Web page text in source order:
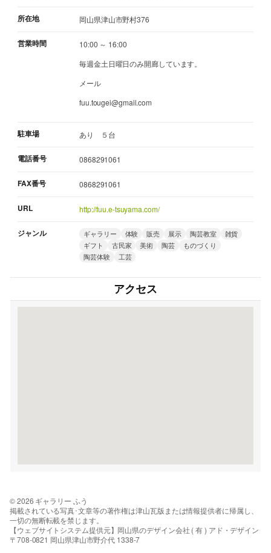
所在地 岡山県津山市野村376
営業時間
10:00 ～ 16:00
毎週金土日曜日のみ開廊しています。
メール
fuu.tougei@gmail.com
駐車場 あり ５台
電話番号 0868291061
FAX番号 0868291061
URL http://fuu.e-tsuyama.com/
ジャンル ギャラリー 体験 販売 展示 陶芸教室
雑貨
ギフト
古民家 美術 陶芸
ものづくり
陶芸体験
工芸
アクセス
© 2026 ギャラリー ふう
掲載されている写真･文章等の著作権は津山瓦版または情報提供者に帰属し、
一切の無断転載を禁じます。
【ウェブサイトシステム提供元】岡山県のデザイン会社 ( 有 ) アド・デザイン
〒708-0821 岡山県津山市野介代 1338-7